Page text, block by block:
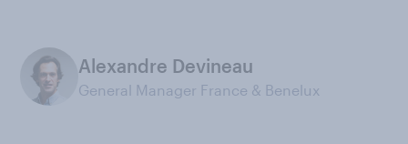
Alexandre Devineau
General Manager France & Benelux